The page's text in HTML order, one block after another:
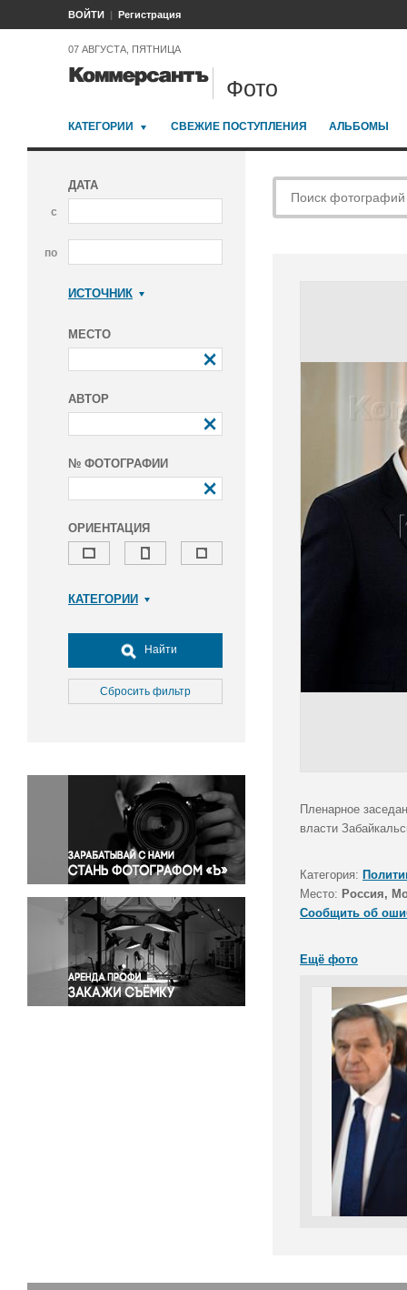
ВОЙТИ Регистрация
07 АВГУСТА, ПЯТНИЦА
Фото
КАТЕГОРИИ СВЕЖИЕ ПОСТУПЛЕНИЯ АЛЬБОМЫ
ДАТА
с
по
ИСТОЧНИК
МЕСТО
АВТОР
№ ФОТОГРАФИИ
ОРИЕНТАЦИЯ
КАТЕГОРИИ
Досуг, туризм и отдых
Культура
Медицина
Окружающая среда
Политика
Правосудие
Происшествия и конфликты
Религия
Светская жизнь
Спорт
Экология
Экономика и бизнес
Найти
Сбросить фильтр
Пленарное
власти
Категория:
Место: Россия,
Сообщить об
Ещё фото